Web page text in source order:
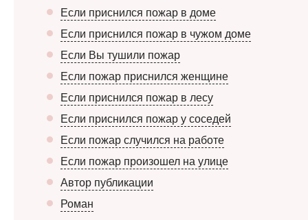
Если приснился пожар в доме
Если приснился пожар в чужом доме
Если Вы тушили пожар
Если пожар приснился женщине
Если приснился пожар в лесу
Если приснился пожар у соседей
Если пожар случился на работе
Если пожар произошел на улице
Автор публикации
Роман